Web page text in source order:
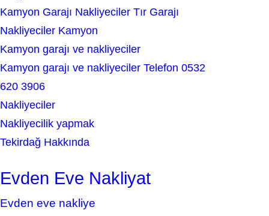
Kamyon Garajı Nakliyeciler Tır Garajı
Nakliyeciler Kamyon
Kamyon garajı ve nakliyeciler
Kamyon garajı ve nakliyeciler Telefon 0532
620 3906
Nakliyeciler
Nakliyecilik yapmak
Tekirdağ Hakkında
Evden Eve Nakliyat
Evden eve nakliye